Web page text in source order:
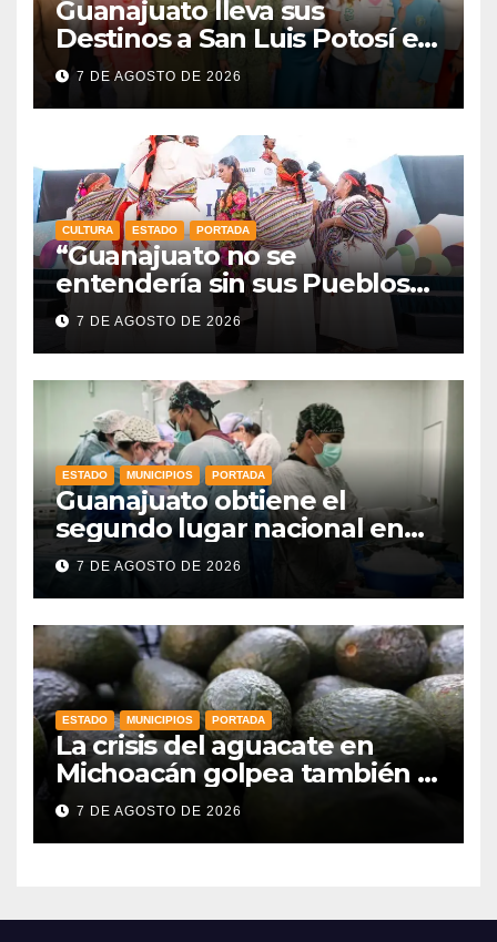
Guanajuato lleva sus
Destinos a San Luis Potosí en
vísperas de la FENAPO
7 DE AGOSTO DE 2026
CULTURA ESTADO PORTADA
“Guanajuato no se
entendería sin sus Pueblos
Indígenas”: Libia Dennise
fortalece el orgullo del
7 DE AGOSTO DE 2026
ESTADO MUNICIPIOS PORTADA
Guanajuato obtiene el
segundo lugar nacional en
procuración de órganos
7 DE AGOSTO DE 2026
ESTADO MUNICIPIOS PORTADA
La crisis del aguacate en
Michoacán golpea también a
productores de Guanajuato
7 DE AGOSTO DE 2026